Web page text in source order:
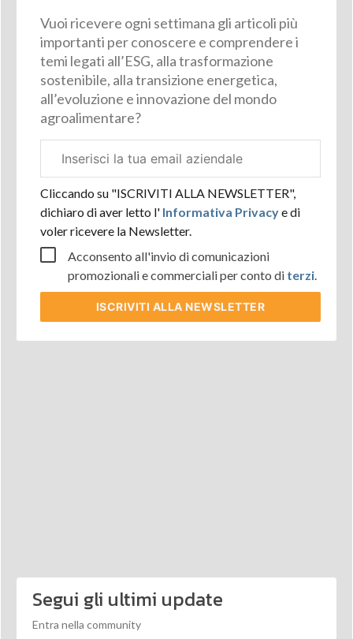
Vuoi ricevere ogni settimana gli articoli più
importanti per conoscere e comprendere i
temi legati all’ESG, alla trasformazione
sostenibile, alla transizione energetica,
all’evoluzione e innovazione del mondo
agroalimentare?
aziendale
Cliccando su "ISCRIVITI ALLA NEWSLETTER",
dichiaro di aver letto l'Informativa Privacye di
voler ricevere la Newsletter.
Acconsento all'invio di comunicazioni
promozionali e commerciali per conto di terzi.
ISCRIVITI ALLA NEWSLETTER
Segui gli ultimi update
Entra nella community